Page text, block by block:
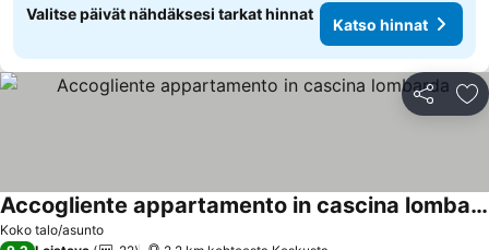
Valitse päivät nähdäksesi tarkat hinnat
Katso hinnat
Jaa
Koko talo/asunto
Accogliente appartamento in cascina lombarda